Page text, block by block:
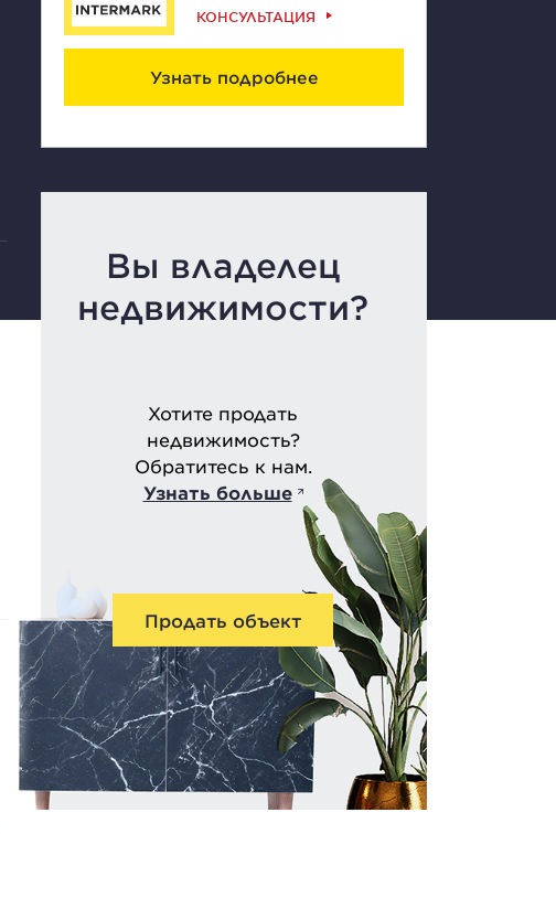
КОНСУЛЬТАЦИЯ
Узнать подробнее
Вы владелец
недвижимости?
Хотите продать
недвижимость?
Обратитесь к нам.
Узнать больше
Продать объект